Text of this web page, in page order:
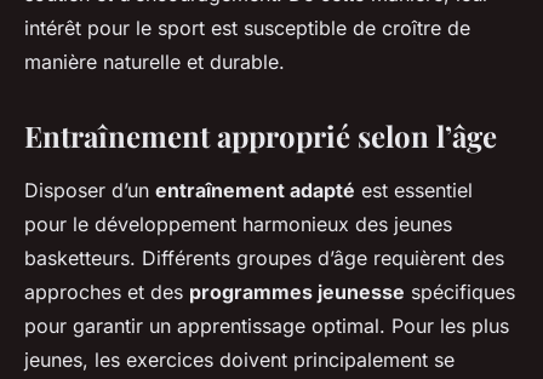
intérêt pour le sport est susceptible de croître de
manière naturelle et durable.
Entraînement approprié selon l’âge
Disposer d’un entraînement adapté est essentiel
pour le développement harmonieux des jeunes
basketteurs. Différents groupes d’âge requièrent des
approches et des programmes jeunesse spécifiques
pour garantir un apprentissage optimal. Pour les plus
jeunes, les exercices doivent principalement se